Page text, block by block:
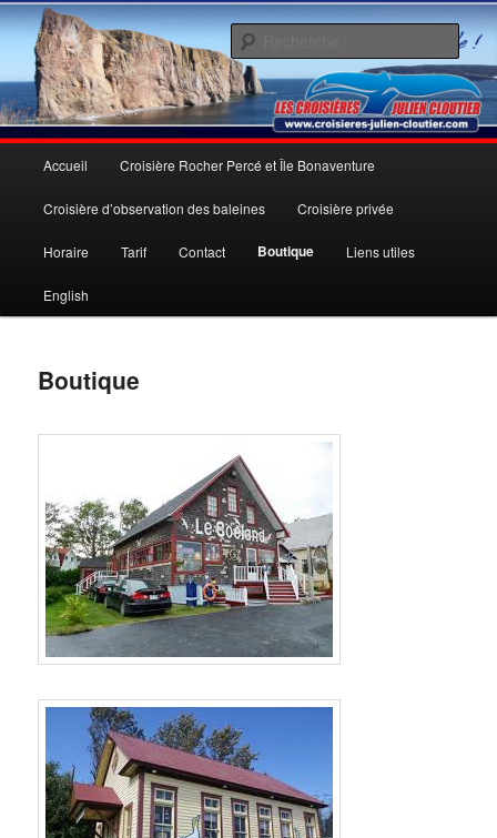
Aller
au
contenu
principalLes Croisières Julien Cloutier inc.
Une expérience inoubliable
principal
Accueil Croisière Rocher Percé et Île Bonaventure
Croisière d’observation des baleines Croisière privée
Horaire Tarif Contact Boutique Liens utiles
English
Boutique